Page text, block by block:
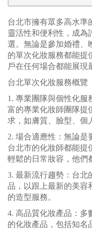
台北市擁有眾多高水準
靈活性和便利性，成為
選。無論是參加婚禮、
的單次化妝服務都能提
戶在任何場合都能展現
台北單次化妝服務概覽
1. 專業團隊與個性化服
富的專業化妝師團隊提
求，如膚質、臉型、個
2. 場合適應性：無論是
台北市的化妝師都能提
輕鬆的日常妝容，他們
3. 最新流行趨勢：台北
品，以跟上最新的美容
的造型服務。
4. 高品質化妝產品：多
的化妝產品，包括知名